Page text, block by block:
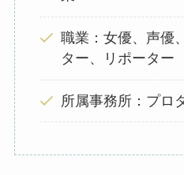
職業：女優、声優
ター、リポーター
所属事務所：プロ